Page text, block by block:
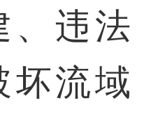
、违法
坏流域